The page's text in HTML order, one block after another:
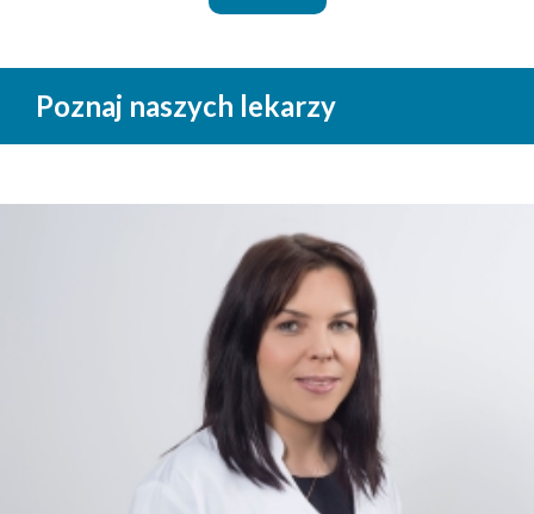
Poznaj naszych lekarzy